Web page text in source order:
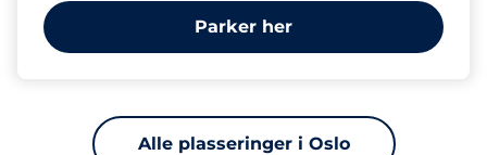
Parker her
Alle plasseringer i Oslo